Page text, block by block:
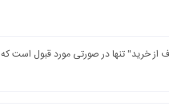
از خرید" تنها در صورتی مورد قبول است که